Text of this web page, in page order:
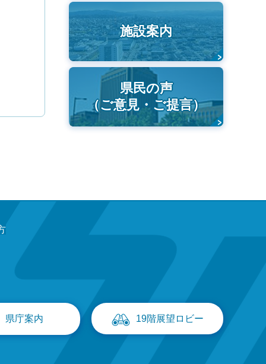
施設案内
県民の声
（ご意見・ご提言）
県庁案内 19階展望ロビー